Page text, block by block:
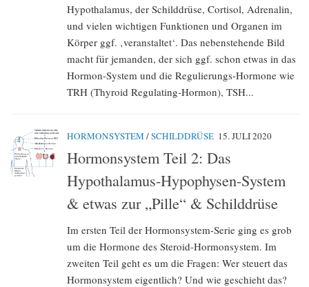
Hypothalamus, der Schilddrüse, Cortisol, Adrenalin,
und vielen wichtigen Funktionen und Organen im
Körper ggf. ‚veranstaltet‘. Das nebenstehende Bild
macht für jemanden, der sich ggf. schon etwas in das
Hormon-System und die Regulierungs-Hormone wie
TRH (Thyroid Regulating-Hormon), TSH...
HORMONSYSTEM /SCHILDDRÜSE 15. JULI 2020
Hormonsystem Teil 2: Das
Hypothalamus-Hypophysen-System
& etwas zur „Pille“ & Schilddrüse
Im ersten Teil der Hormonsystem-Serie ging es grob
um die Hormone des Steroid-Hormonsystem. Im
zweiten Teil geht es um die Fragen: Wer steuert das
Hormonsystem eigentlich? Und wie geschieht das?